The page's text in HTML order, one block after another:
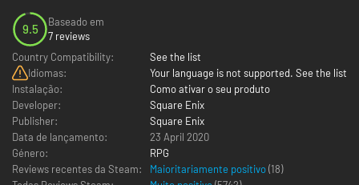
9.5
Baseado em
7 reviews
Country Compatibility:
See the list
Idiomas:
Your language is not supported. See the list
Instalação:
Como ativar o seu produto
Developer:
Square Enix
Publisher:
Square Enix
Data de lançamento:
23 April 2020
Género:
RPG
Reviews recentes da Steam:
Maioritariamente positivo(18)